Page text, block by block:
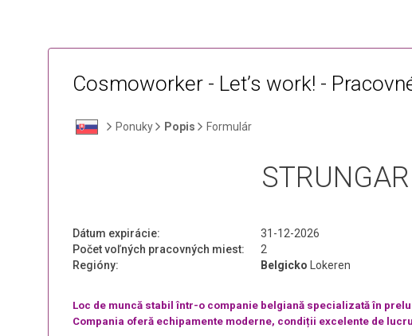
Cosmoworker - Let’s work! -
Ponuky Popis Formulár
Dátum expirácie:
31-12-2026
Počet voľných pracovných miest:
2
Regióny:
Belgicko Lokeren
Loc de muncă stabil într-o companie belgiană specializată în
Compania oferă echipamente moderne, condiții excelente de